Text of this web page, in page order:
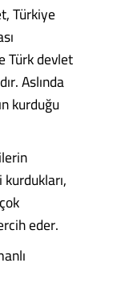
Türkiye
Türk devlet
Aslında
kurduğu
eder.